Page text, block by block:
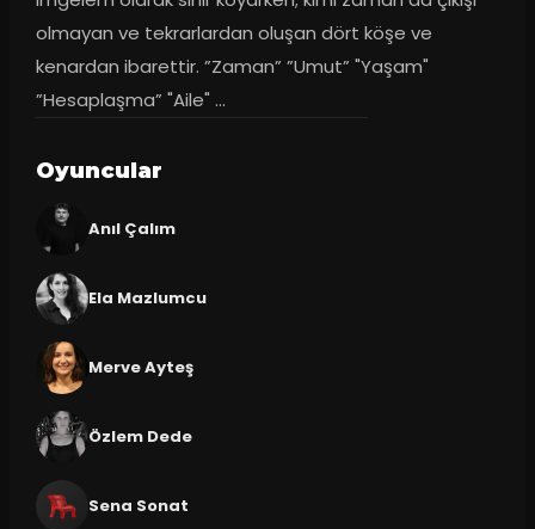
olmayan ve tekrarlardan oluşan dört köşe ve
kenardan ibarettir. ”Zaman” ”Umut” "Yaşam"
”Hesaplaşma” "Aile" ...
Oyuncular
Anıl Çalım
Ela Mazlumcu
Merve Ayteş
Özlem Dede
Sena Sonat